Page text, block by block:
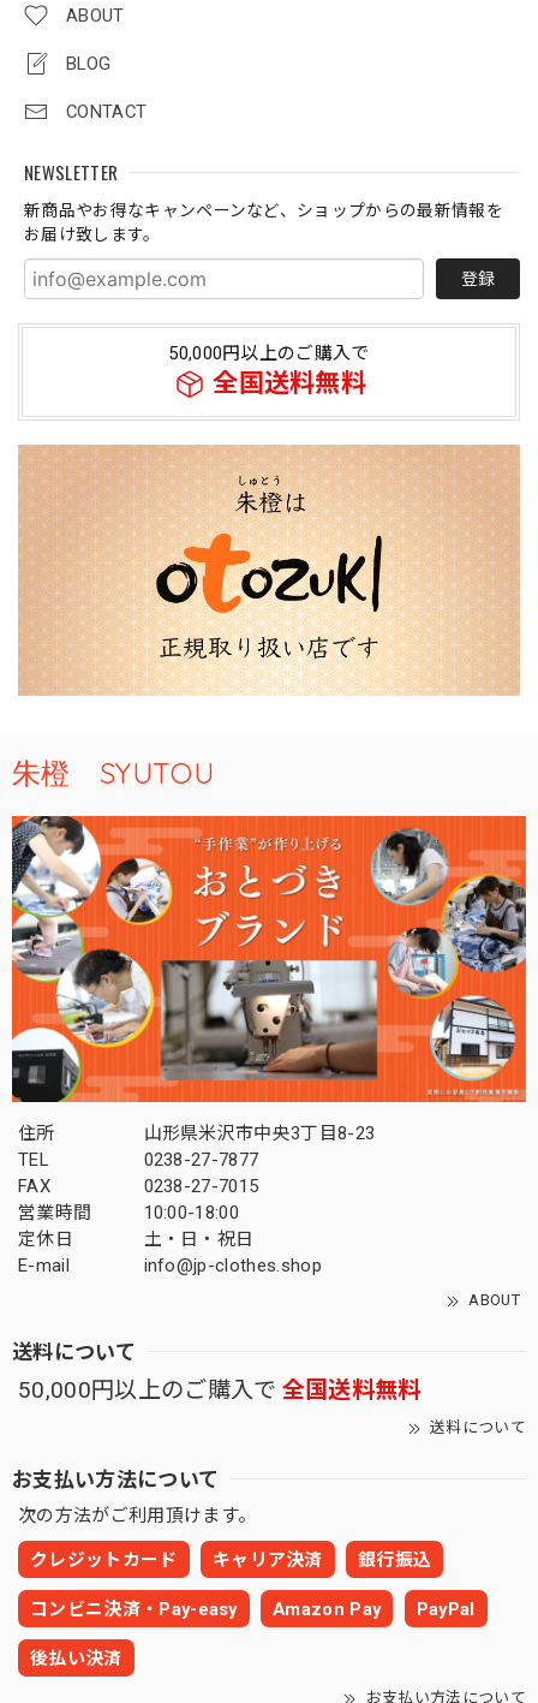
ABOUT
BLOG
CONTACT
NEWSLETTER
新商品やお得なキャンペーンなど、ショップからの最新情報を
お届け致します。
登録
50,000円以上のご購入で
全国送料無料
朱橙 SYUTOU
住所
山形県米沢市中央3丁目8-23
TEL
0238-27-7877
FAX
0238-27-7015
営業時間
10:00-18:00
定休日
土・日・祝日
E-mail
info@jp-clothes.shop
ABOUT
送料について
50,000円以上のご購入で 全国送料無料
送料について
お支払い方法について
次の方法がご利用頂けます。
クレジットカード キャリア決済 銀行振込
コンビニ決済・Pay-easy Amazon Pay PayPal
後払い決済
お支払い方法について